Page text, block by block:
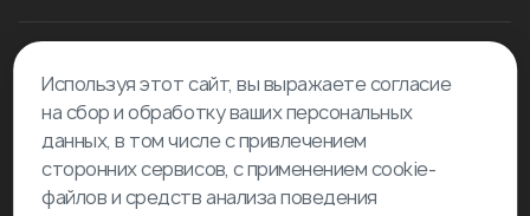
Новое в блоге
Используя этот сайт, вы выражаете согласие
на сбор и обработку ваших персональных
данных, в том числе с привлечением
сторонних сервисов, с применением cookie-
файлов и средств анализа поведения